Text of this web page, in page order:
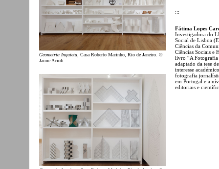
Geometria Inquieta , Casa Roberto Marinho, Rio de Janeiro. ©
Jaime Acioli
:::
Fátima Lopes
Investigadora do
Social de Lisboa
Ciências da
Ciências Sociais e
livro “A Fotografia
adaptado da tese
interesse
fotografia
em Portugal e a
editoriais e